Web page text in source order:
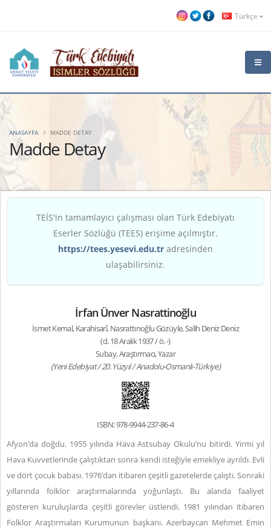
Türkçe
Madde Detay
ANASAYFA MADDE DETAY
TEİS'in tamamlayıcı çalışması olan Türk Edebiyatı
Eserler Sözlüğü (TEES) erişime açılmıştır.
https://tees.yesevi.edu.tr adresinden
ulaşabilirsiniz.
İrfan Ünver Nasrattinoğlu
İsmet Kemal, Karahisarî, Nasrattınoğlu Gözüyle, Salih Deniz Deniz
(d. 18 Aralık 1937 / ö. -)
Subay, Araştırmacı, Yazar
(Yeni Edebiyat / 20. Yüzyıl / Anadolu-Osmanlı-Türkiye)
ISBN: 978-9944-237-86-4
Afyon’da doğdu. 1955 yılında Hava Astsubay Okulu’nu bitirdi. Yirmi yıl
Hava Kuvvetlerinde çalıştıktan sonra kendi isteğiyle emekliye ayrıldı. Evli
ve dört çocuk babası. 1976’dan itibaren çeşitli gazetelerde çalıştı. Sonraki
yıllarında folklor araştırmalarında yoğunlaştı. Bu alanda faaliyet
gösteren kuruluşlarda çeşitli görevler üstlendi. 1981 yılından itibaren
Folklor Araştırmaları Kurumunun başkanı. Azerbaycan Mehmet Emin